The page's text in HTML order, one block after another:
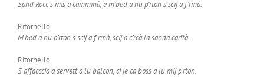
Sand Rocc s mis a camminà, e m’bed a nu p’rton s scij a f’rmà.
Ritornello
M’bed a nu p’rton s scij a f’rmà, scij a c’rcà la sanda carità.
Ritornello
S affacccia a servett a lu balcon, ci je ca boss a lu mij p’rton.